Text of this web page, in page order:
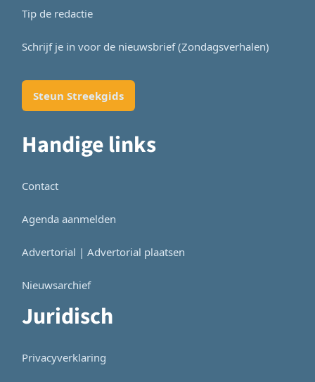
Tip de redactie
Schrijf je in voor de nieuwsbrief (Zondagsverhalen)
Steun Streekgids
Handige links
Contact
Agenda aanmelden
Advertorial | Advertorial plaatsen
Nieuwsarchief
Juridisch
Privacyverklaring